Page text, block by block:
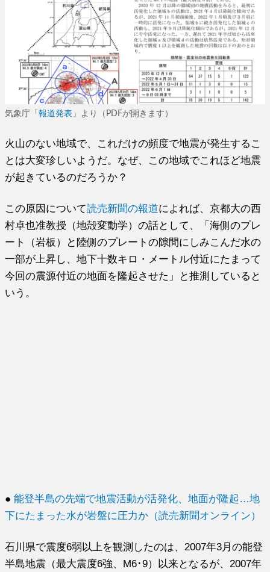
気象庁「報道発表 」より（PDFが開きます）
火山のない地域で、これだけの頻度で地震が発生するこ
とは大変珍しいようだ。なぜ、この地域でこれほど地震
が起きているのだろうか？
この原因について読売新聞の報道によれば、京都大の西
村卓也准教授（地殻変動学）の話として、「海側のプレ
ート（岩板）と陸側のプレートの隙間にしみこんだ水の
一部が上昇し、地下十数キロ・メートル付近にたまって
今回の震源付近の地面を隆起させた」と推測していると
いう。
●能登半島の先端で地震活動が活発化、地面が隆起…地
下にたまった水が岩盤に圧力か（読売新聞オンライン）
石川県で震度6弱以上を観測したのは、2007年3月の能登
半島地震（最大震度6強、M6･9）以来となるが、2007年